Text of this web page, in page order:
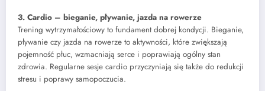
3. Cardio – bieganie, pływanie, jazda na rowerze
Trening wytrzymałościowy to fundament dobrej kondycji. Bieganie,
pływanie czy jazda na rowerze to aktywności, które zwiększają
pojemność płuc, wzmacniają serce i poprawiają ogólny stan
zdrowia. Regularne sesje cardio przyczyniają się także do redukcji
stresu i poprawy samopoczucia.